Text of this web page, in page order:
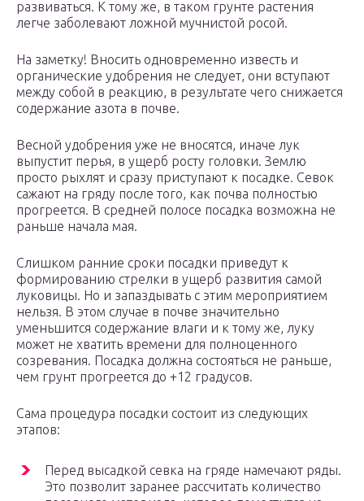
развиваться. К тому же, в таком грунте растения
легче заболевают ложной мучнистой росой.
На заметку! Вносить одновременно известь и
органические удобрения не следует, они вступают
между собой в реакцию, в результате чего снижается
содержание азота в почве.
Весной удобрения уже не вносятся, иначе лук
выпустит перья, в ущерб росту головки. Землю
просто рыхлят и сразу приступают к посадке. Севок
сажают на гряду после того, как почва полностью
прогреется. В средней полосе посадка возможна не
раньше начала мая.
Слишком ранние сроки посадки приведут к
формированию стрелки в ущерб развития самой
луковицы. Но и запаздывать с этим мероприятием
нельзя. В этом случае в почве значительно
уменьшится содержание влаги и к тому же, луку
может не хватить времени для полноценного
созревания. Посадка должна состояться не раньше,
чем грунт прогреется до +12 градусов.
Сама процедура посадки состоит из следующих
этапов:
Перед высадкой севка на гряде намечают ряды.
Это позволит заранее рассчитать количество